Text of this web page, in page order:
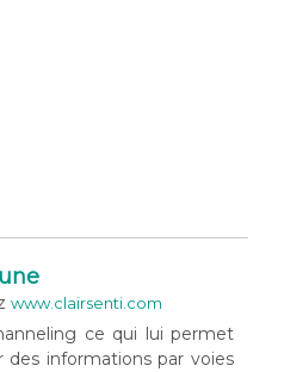
www.clairsenti.com
ce qui lui permet
des informations par voies